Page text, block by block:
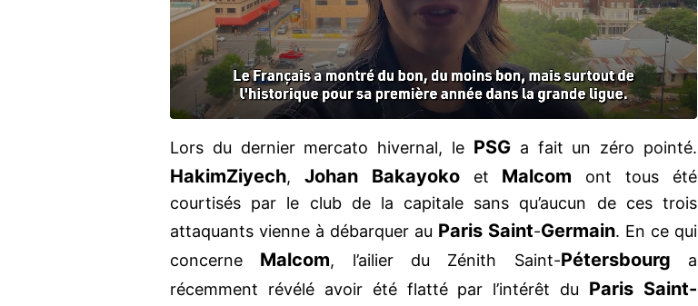
Lors du dernier mercato hivernal, le PSGa fait un zéro pointé.
HakimZiyech, Johan Bakayokoet Malcom ont tous été
courtisés par le club de la capitale sans qu’aucun de ces trois
attaquants vienne à débarquer au Paris Saint-Germain. En ce qui
concerne Malcom, l’ailier du Zénith Saint-Pétersbourg a
récemment révélé avoir été flatté par l’intérêt du Paris Saint-